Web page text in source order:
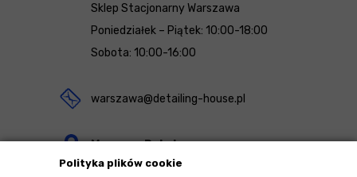
Polityka plików cookie
Sklep Stacjonarny Warszawa
Poniedziałek – Piątek: 10:00-18:00
Sobota: 10:00-16:00
warszawa@detailing-house.pl
Magazyn Rekcin
Nomos Sp. z o.o. sp.k.